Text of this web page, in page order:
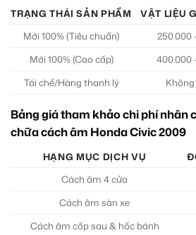
TRẠNG THÁI SẢN PHẨM VẬT LIỆU
Mới 100% (Tiêu chuẩn)
250.000
Mới 100% (Cao cấp)
400.000
Tái chế/Hàng thanh lý
Bảng giá tham khảo chi phí nhân
chữa cách âm Honda Civic 2009
HẠNG MỤC DỊCH VỤ
Cách âm 4 cửa
Cách âm sàn xe
Cách âm cốp sau & hốc bánh